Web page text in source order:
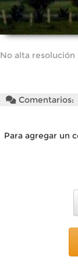
No alta resolución
Comentarios:
Para agregar un